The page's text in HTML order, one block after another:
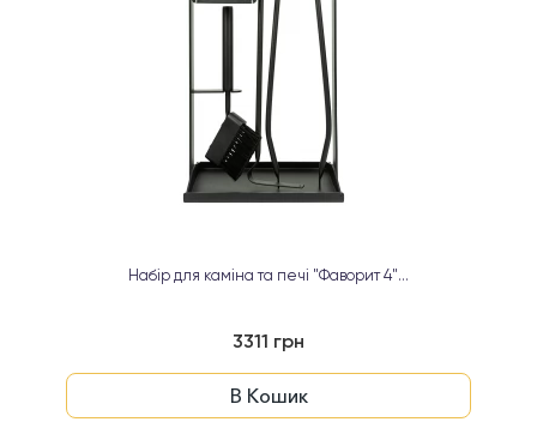
Набір для каміна та печі "Фаворит 4"...
3311 грн
В Кошик